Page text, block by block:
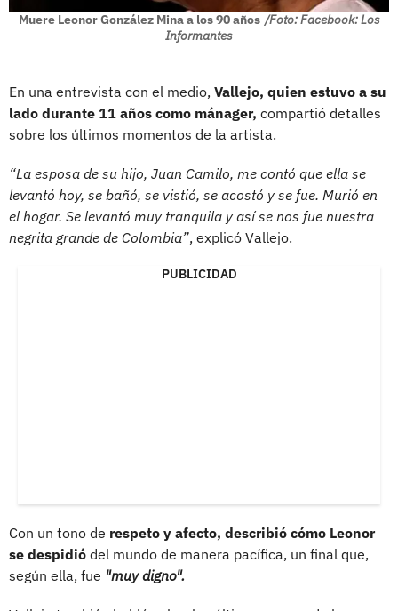
Muere Leonor González Mina a los 90 años /Foto: Facebook: Los
Informantes
En una entrevista con el medio, Vallejo, quien estuvo a su
lado durante 11 años como mánager, compartió detalles
sobre los últimos momentos de la artista.
“La esposa de su hijo, Juan Camilo, me contó que ella se
levantó hoy, se bañó, se vistió, se acostó y se fue. Murió en
el hogar. Se levantó muy tranquila y así se nos fue nuestra
negrita grande de Colombia”, explicó Vallejo.
PUBLICIDAD
Con un tono de respeto y afecto, describió cómo Leonor
se despidió del mundo de manera pacífica, un final que,
según ella, fue "muy digno".